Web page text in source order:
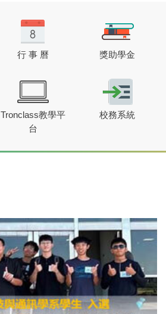
行 事 曆 獎助學金
Tronclass教學平
台
校務系統